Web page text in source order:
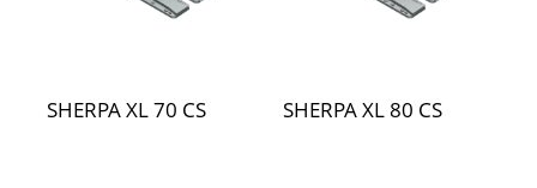
SHERPA XL 70 CS SHERPA XL 80 CS